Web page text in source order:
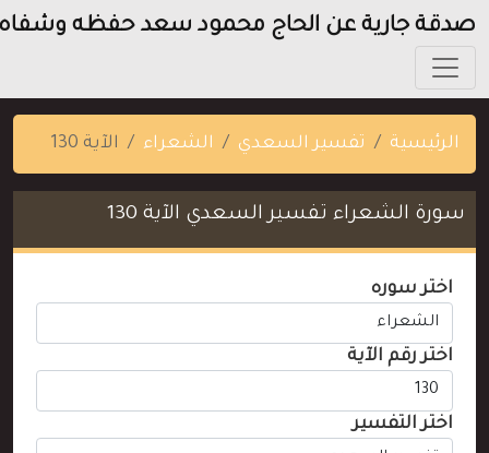
صدقة جارية عن الحاج محمود سعد حفظه وشفاه
الرئيسية تفسير السعدي الشعراء الآية 130
سورة الشعراء تفسير السعدي الآية 130
اختر سوره
اختر رقم الآية
اختر التفسير